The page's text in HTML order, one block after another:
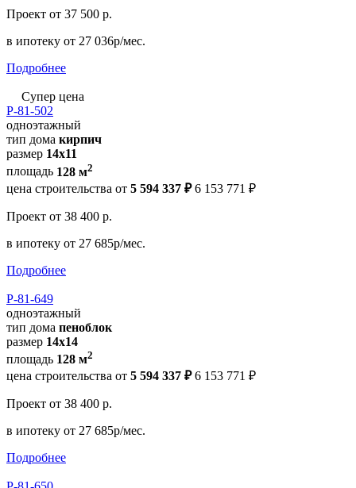
Проект от 37 500 р.
в ипотеку от 27 036р/мес.
Подробнее
Супер цена
Р-81-502
одноэтажный
тип дома кирпич
размер 14х11
площадь 128 м2
цена строительства от 5 594 337 ₽ 6 153 771 ₽
Проект от 38 400 р.
в ипотеку от 27 685р/мес.
Подробнее
Р-81-649
одноэтажный
тип дома пеноблок
размер 14x14
площадь 128 м2
цена строительства от 5 594 337 ₽ 6 153 771 ₽
Проект от 38 400 р.
в ипотеку от 27 685р/мес.
Подробнее